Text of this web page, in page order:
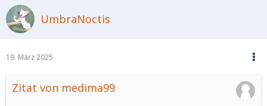
UmbraNoctis
19. März 2025
Zitat von medima99